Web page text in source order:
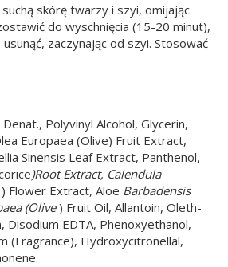
suchą skórę twarzy i szyi, omijając
do wyschnięcia (15-20 minut),
zaczynając od szyi. Stosować
Polyvinyl Alcohol, Glycerin,
Europaea (Olive) Fruit Extract,
Sinensis Leaf Extract, Panthenol,
)Root Extract, Calendula
Flower Extract, Aloe Barbadensis
(Olive ) Fruit Oil, Allantoin, Oleth-
Disodium EDTA, Phenoxyethanol,
(Fragrance), Hydroxycitronellal,